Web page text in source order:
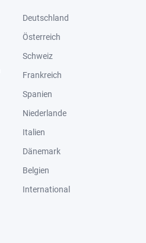
Deutschland
Österreich
Schweiz
Frankreich
Spanien
Niederlande
Italien
Dänemark
Belgien
International